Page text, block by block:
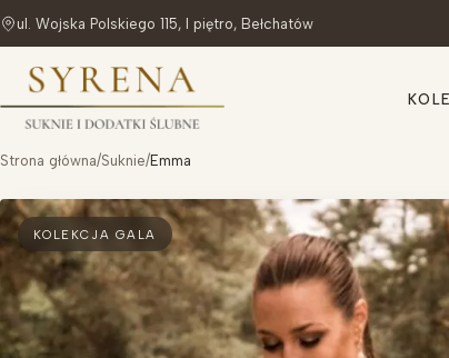
ul. Wojska Polskiego 115, I piętro, Bełchatów
Strona główna/Suknie/Emma
KOLEKCJA GALA